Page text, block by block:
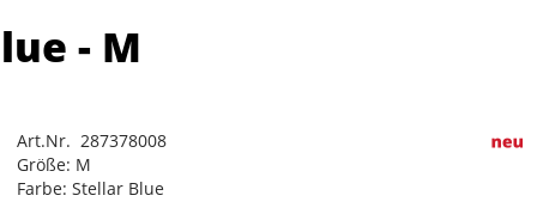
- M
Art.Nr. 287378008
Größe: M
Farbe: Stellar Blue